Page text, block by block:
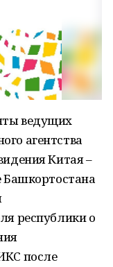
ведущих
агентства
Китая –
Башкортостана
республики о
после